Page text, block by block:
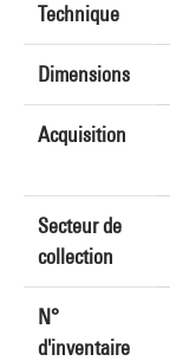
Technique
Dimensions
Acquisition
Secteur de
collection
N°
d'inventaire